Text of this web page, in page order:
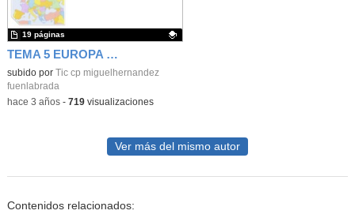
TEMA 5 EUROPA POLÍTICA 6º P
Contenido educativo.
subido por Tic cp miguelhernandez
fuenlabrada
19 páginas
-hace 3 años- 719visualizaciones
Ver más del mismo autor
Contenidos relacionados: